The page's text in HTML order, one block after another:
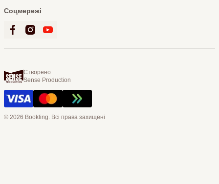
Соцмережі
Створено
Sense Production
© 2026 Bookling. Всі права захищені